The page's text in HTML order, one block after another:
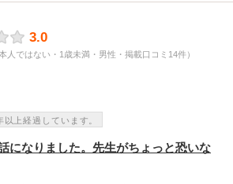
3.0
人ではない・1歳未満・男性・掲載口コミ14件）
上経過しています。
になりました。先生がちょっと恐いな